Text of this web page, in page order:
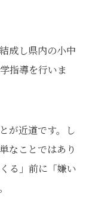
成し県内の小中
指導を行いま
が近道です。し
なことではあり
る」前に「嫌い